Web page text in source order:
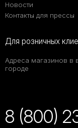
Новости
Контакты для прессы
Для розничных
Адреса магазинов в
городе
8 (800)